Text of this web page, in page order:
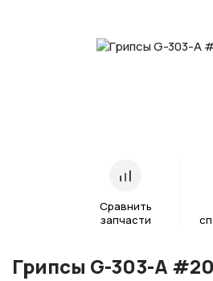
Сравнить
запчасти
Грипсы G-303-A